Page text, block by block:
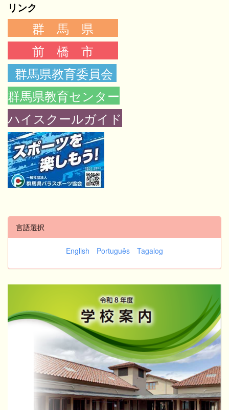
リンク
群 馬 県
前 橋 市
群馬県教育委員会
群馬県教育センター
ハイスクールガイド
言語選択
English Português Tagalog